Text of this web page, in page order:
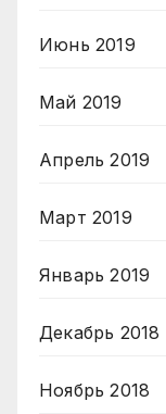
Июнь 2019
Май 2019
Апрель 2019
Март 2019
Январь 2019
Декабрь 2018
Ноябрь 2018